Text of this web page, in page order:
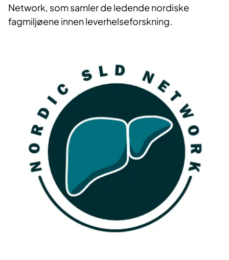
Network, som samler de ledende nordiske
fagmiljøene innen leverhelseforskning.